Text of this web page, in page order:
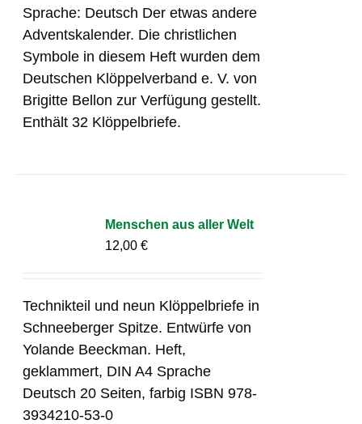
Sprache: Deutsch Der etwas andere
Adventskalender. Die christlichen
Symbole in diesem Heft wurden dem
Deutschen Klöppelverband e. V. von
Brigitte Bellon zur Verfügung gestellt.
Enthält 32 Klöppelbriefe.
Menschen aus aller Welt
12,00€
Technikteil und neun Klöppelbriefe in
Schneeberger Spitze. Entwürfe von
Yolande Beeckman. Heft,
geklammert, DIN A4 Sprache
Deutsch 20 Seiten, farbig ISBN 978-
3934210-53-0